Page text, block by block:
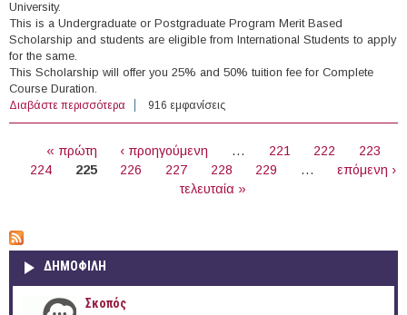
University.
This is a Undergraduate or Postgraduate Program Merit Based
Scholarship and students are eligible from International Students to apply
for the same.
This Scholarship will offer you 25% and 50% tuition fee for Complete
Course Duration.
Διαβάστε περισσότερα για Vice-Chancellor’s International High Achiever’s
Undergraduate or Postgraduate Scholarships, Charles
916 εμφανίσεις
« πρώτη ‹ προηγούμενη … 221 222
223
224
225 226 227 228 229 …
επόμενη ›
τελευταία »
ΔΗΜΟΦΙΛΗ
Σκοπός